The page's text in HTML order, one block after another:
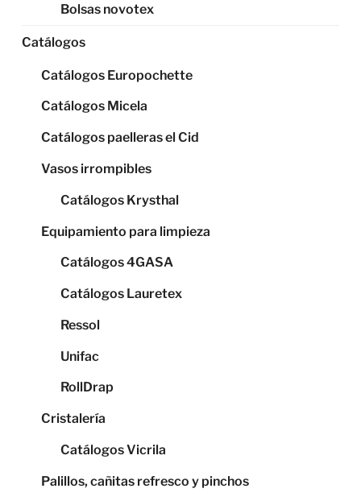
Bolsas novotex
Catálogos
Catálogos Europochette
Catálogos Micela
Catálogos paelleras el Cid
Vasos irrompibles
Catálogos Krysthal
Equipamiento para limpieza
Catálogos 4GASA
Catálogos Lauretex
Ressol
Unifac
RollDrap
Cristalería
Catálogos Vicrila
Palillos, cañitas refresco y pinchos